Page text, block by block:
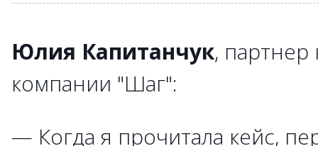
Юлия Капитанчук, партнер
компании "Шаг":
— Когда я прочитала кейс,